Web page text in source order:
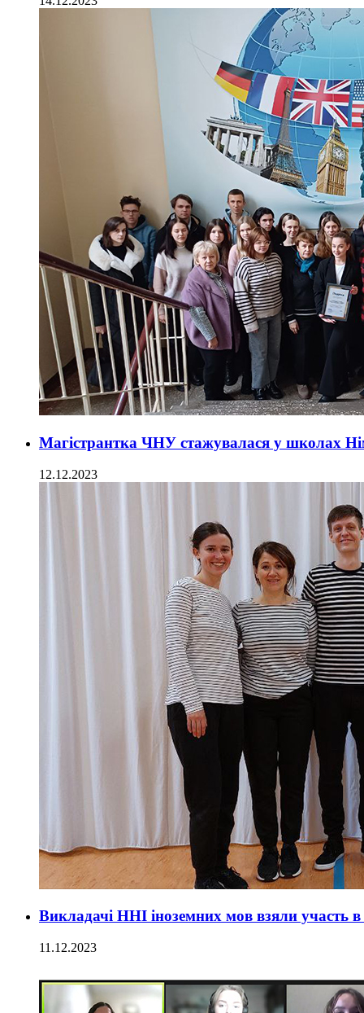
Магістрантка ЧНУ стажувалася у школах
12.12.2023
Викладачі ННІ іноземних мов взяли участь
11.12.2023